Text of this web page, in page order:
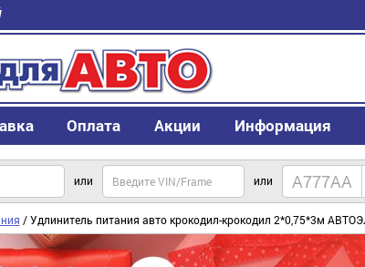
Оплата Акции Информация
или или
/ Удлинитель питания авто крокодил-крокодил 2*0,75*3м